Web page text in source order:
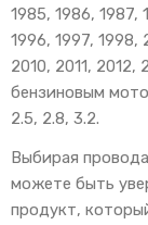
1985, 1986, 1987,
1996, 1997,
2010, 2011, 2012,
бензиновым
2.5, 2.8, 3.2.
Выбирая
можете быть
продукт,